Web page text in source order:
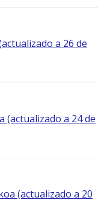
a 26 de
(actualizado a 24 de
(actualizado a 20